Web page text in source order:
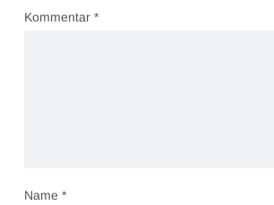
Kommentar *
Name *